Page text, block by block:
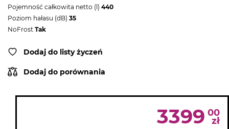
Pojemność całkowita netto (l) 440
Poziom hałasu (dB) 35
NoFrost Tak
Dodaj do listy życzeń
Dodaj do porównania
3399 00
zł